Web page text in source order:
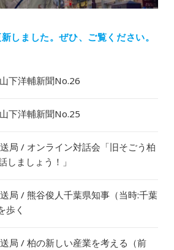
しました。ぜひ、ご覧ください。
下洋輔新聞No.26
下洋輔新聞No.25
局 / オンライン対話会「旧そごう柏
しましょう！」
局 / 熊谷俊人千葉県知事（当時:千葉
歩く
局 / 柏の新しい産業を考える（前